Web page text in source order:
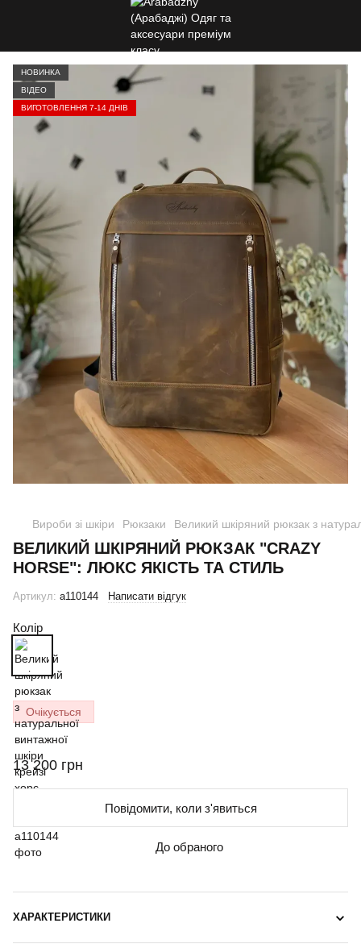
НОВИНКА
ВІДЕО
ВИГОТОВЛЕННЯ 7-14 ДНІВ
Вироби зі шкіри Рюкзаки Великий шкіряний рюкзак з
ВЕЛИКИЙ ШКІРЯНИЙ РЮКЗАК "CRAZY
HORSE": ЛЮКС ЯКІСТЬ ТА СТИЛЬ
Артикул: a110144 Написати відгук
Колір
Очікується
13 200 грн
Повідомити, коли з'явиться
До обраного
ХАРАКТЕРИСТИКИ